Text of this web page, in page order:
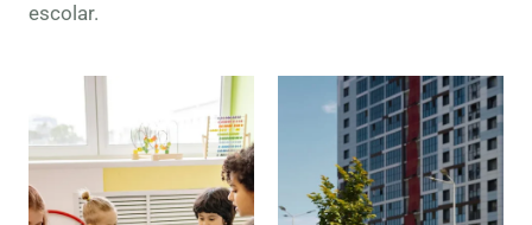
escolar.
Preescolar
Lectura
inicial,